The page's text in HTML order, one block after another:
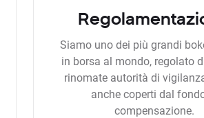
Siamo uno dei più grandi
in borsa al mondo, regolato
rinomate autorità di
anche coperti dal
compensazione.